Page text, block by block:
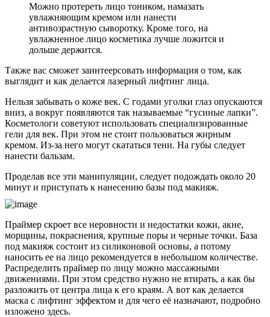
Можно протереть лицо тоником, намазать
увлажняющим кремом или нанести
антивозрастную сыворотку. Кроме того, на
увлажненное лицо косметика лучше ложится и
дольше держится.
Также вас сможет заинтеерсовать информация о том, как
выглядит и как делается лазерный лифтинг лица.
Нельзя забывать о коже век. С годами уголки глаз опускаются
вниз, а вокруг появляются так называемые “гусиные лапки”.
Косметологи советуют использовать специализированные
гели для век. При этом не стоит пользоваться жирным
кремом. Из-за него могут скататься тени. На губы следует
нанести бальзам.
Проделав все эти манипуляции, следует подождать около 20
минут и приступать к нанесению базы под макияж.
Праймер скроет все неровности и недостатки кожи, акне,
морщины, покраснения, крупные поры и черные точки. База
под макияж состоит из силиконовой основы, а потому
наносить ее на лицо рекомендуется в небольшом количестве.
Распределить праймер по лицу можно массажными
движениями. При этом средство нужно не втирать, а как бы
разложить от центра лица к его краям. А вот как делается
маска с лифтинг эффектом и для чего её назначают, подробно
изложено здесь.